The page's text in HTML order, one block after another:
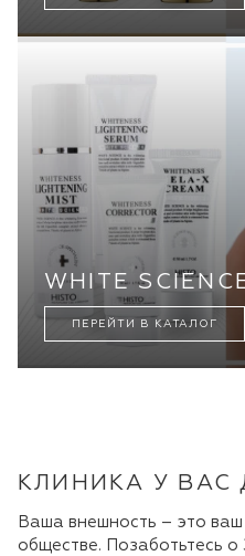
WHITE
ПЕРЕЙТИ В КАТАЛОГ
КЛИНИКА У ВАС
Ваша внешность – это ваш
обществе. Позаботьтесь